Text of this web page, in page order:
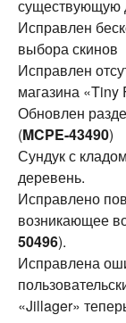
существующую
Исправлен
выбора скинов
Исправлен
магазина «Tiny
Обновлен
(MCPE-43490)
Сундук с
деревень.
Исправлено
возникающее
50496).
Исправлена
«Jillager»